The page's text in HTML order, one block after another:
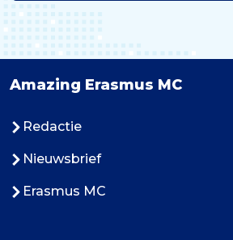
Amazing Erasmus MC
Redactie
Nieuwsbrief
Erasmus MC